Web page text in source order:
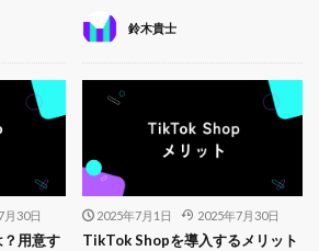
鈴木貴士
月30日
用意す
2025年7月1日 2025年7月30日
TikTok Shopを導入するメリット